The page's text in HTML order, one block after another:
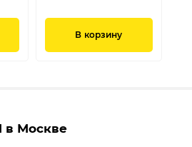
В корзину
в Москве